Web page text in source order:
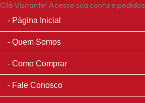
Olá Visitante! Acesse sua conta e pedidos
Página Inicial
Quem Somos
Como Comprar
Fale Conosco